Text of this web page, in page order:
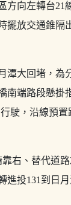
方向左轉台21
擺放交通錐隔
潭大回堵，為
南端路段懸掛
駛，沿線預
右、替代道
投131到日